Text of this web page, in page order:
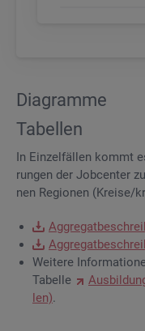
Dia­gram­me
Ta­bel­len
In Ein­zel­fäl­len kommt
run­gen der Job­cen­ter
nen Re­gio­nen (Krei­se/
Wei­te­re
Ta­bel­le
len).